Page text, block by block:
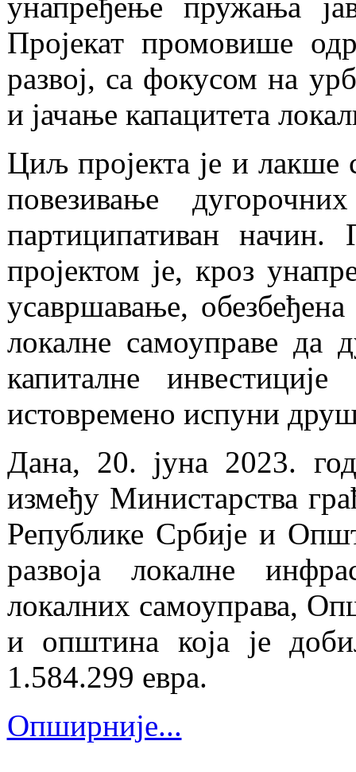
унапређење пружања
Пројекат промовише
развој, са фокусом на
и јачање капацитета
Циљ пројекта је и лакше
повезивање
партиципативан начин.
пројектом је, кроз
усавршавање,
локалне самоуправе да
капиталне
истовремено испуни
Дана, 20. јуна 2023.
између Министарства
Републике Србије и
развоја локалне
локалних самоуправа,
и општина која је
1.584.299 евра.
Опширније...